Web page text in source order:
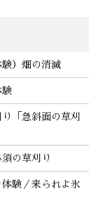
）畑の消滅
験
「急斜面の草刈
の草刈り
験／来られよ氷